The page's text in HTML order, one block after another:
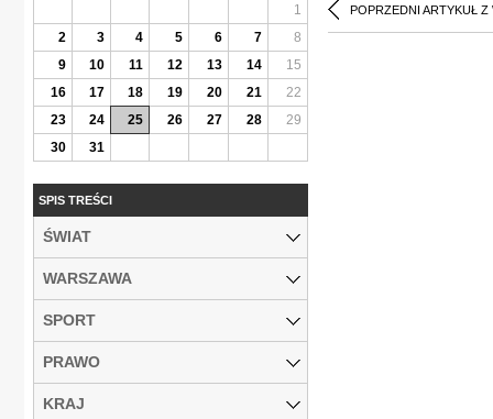
POPRZEDNI ARTYKUŁ Z
1
2
3 4 5 6 7
8
9
10 11 12 13 14
15
16
17 18 19 20 21
22
23
24 25 26 27 28
29
30
31
SPIS TREŚCI
ŚWIAT
WARSZAWA
SPORT
PRAWO
KRAJ